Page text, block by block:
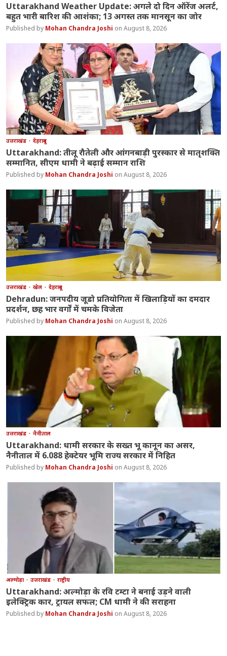
Uttarakhand Weather Update: अगले दो दिन ऑरेंज अलर्ट,
बहुत भारी बारिश की आशंका; 13 अगस्त तक मानसून का जोर
Mohan Chandra Joshi August 8, 2026
उत्तराखंड देहरादून
Uttarakhand: तीलू रौतेली और आंगनबाड़ी पुरस्कार से मातृशक्ति
सम्मानित, सीएम धामी ने बढ़ाई सम्मान राशि
Mohan Chandra Joshi August 8, 2026
उत्तराखंड खेल देहरादून
Dehradun: जनपदीय जूडो प्रतियोगिता में खिलाड़ियों का दमदार
प्रदर्शन, छह भार वर्गों में चमके विजेता
Mohan Chandra Joshi August 8, 2026
उत्तराखंड नैनीताल
Uttarakhand: धामी सरकार के सख्त भू कानून का असर,
नैनीताल में 6.088 हेक्टेयर भूमि राज्य सरकार में निहित
Mohan Chandra Joshi August 8, 2026
अल्मोड़ा उत्तराखंड राष्ट्रीय
Uttarakhand: अल्मोड़ा के रवि टम्टा ने बनाई उड़ने वाली
इलेक्ट्रिक कार, ट्रायल सफल; CM धामी ने की सराहना
Mohan Chandra Joshi August 8, 2026